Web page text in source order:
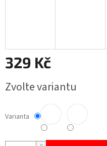
329 Kč
cena:
Zvolte variantu
Varianta